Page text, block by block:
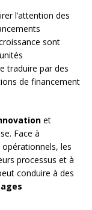
l’attention des
sont
traduire par des
de financement
et
Face à
les
processus et à
conduire à des